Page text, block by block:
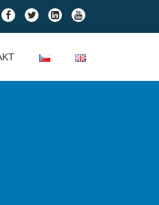
fa-
facebook
fa-
twitter
fa-
linkedin-
square
fa-
youtube